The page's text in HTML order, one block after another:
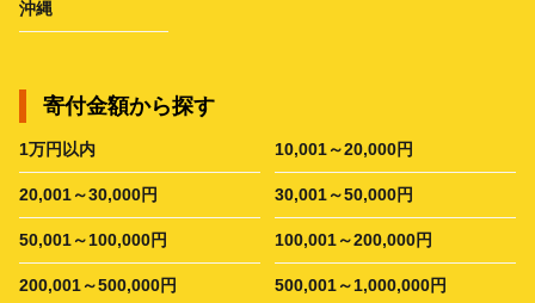
沖縄
寄付金額から探す
1万円以内 10,001～20,000円
20,001～30,000円 30,001～50,000円
50,001～100,000円 100,001～200,000円
200,001～500,000円 500,001～1,000,000円